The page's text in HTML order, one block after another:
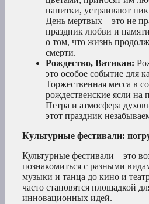
напитки, устраивают
День мертвых – это не
праздник любви и
о том, что жизнь
смерти.
Рождество, Ватикан:
это особое событие для
Торжественная месса в
рождественские ясли на
Петра и атмосфера
этот праздник
Культурные фестивали:
Культурные фестивали – это
познакомиться с разными
музыки и танца до кино и
часто становятся площадкой
инновационных идей.